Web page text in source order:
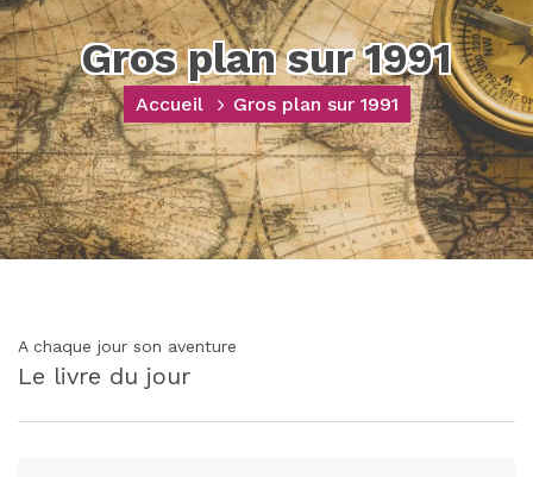
Gros plan sur 1991
Accueil Gros plan sur 1991
A chaque jour son aventure
Le livre du jour